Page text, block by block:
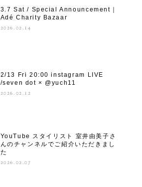
3.7 Sat / Special Announcement｜
Adé Charity Bazaar
2026.02.14
2/13 Fri 20:00 instagram LIVE
/seven dot × @yuch11
2026.02.12
YouTube スタイリスト 室井由美子さ
んのチャンネルでご紹介いただきまし
た
2026.02.07